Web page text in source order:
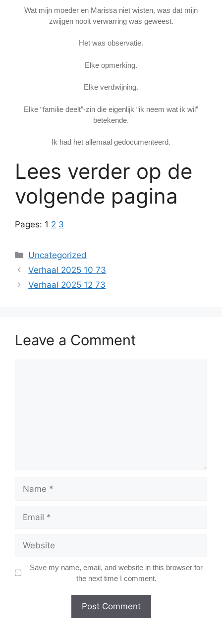
Wat mijn moeder en Marissa niet wisten, was dat mijn
zwijgen nooit verwarring was geweest.
Het was observatie.
Elke opmerking.
Elke verdwijning.
Elke “familie deelt”-zin die eigenlijk “ik neem wat ik wil”
betekende.
Ik had het allemaal gedocumenteerd.
Lees verder op de
volgende pagina
Pages: 1 2 3
Categories
Uncategorized
Verhaal 2025 10 73
Verhaal 2025 12 73
Leave a Comment
Save my name, email, and website in this browser for
the next time I comment.